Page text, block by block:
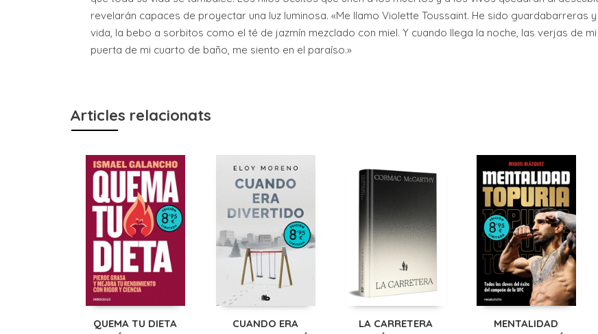
revelarán capaces de proyectar una luz luminosa. «Me llamo Violette Toussaint. He sido
vida, la bebo a sorbitos como el té de jazmín mezclado con miel. Y cuando llega la noche, las verjas de
puerta de mi cuarto de baño, me siento en el paraíso.»
Articles relacionats
QUEMA TU DIETA
CUANDO ERA
LA CARRETERA
MENTALIDAD